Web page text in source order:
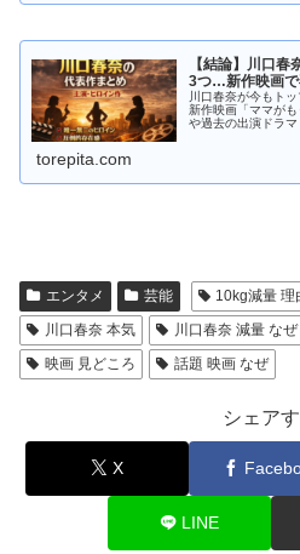
【結論】川口
3つ…新作映画で
川口春奈が今もト
新作映画「ママが
や過去の出演ドラマ
torepita.com
エンタメ 芸能 10kg減量 理
川口春奈 本気
川口春奈 減量 なぜ
映画 見どころ
話題 映画 なぜ
シェア
X
LINE